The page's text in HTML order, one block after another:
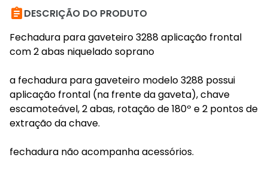
DESCRIÇÃO DO PRODUTO
Fechadura para gaveteiro 3288 aplicação frontal
com 2 abas niquelado soprano
a fechadura para gaveteiro modelo 3288 possui
aplicação frontal (na frente da gaveta), chave
escamoteável, 2 abas, rotação de 180º e 2 pontos de
extração da chave.
fechadura não acompanha acessórios.